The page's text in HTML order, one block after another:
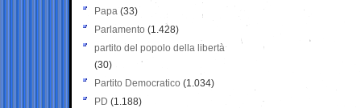
Papa (33)
Parlamento (1.428)
partito del popolo della libertà
(30)
Partito Democratico (1.034)
PD (1.188)